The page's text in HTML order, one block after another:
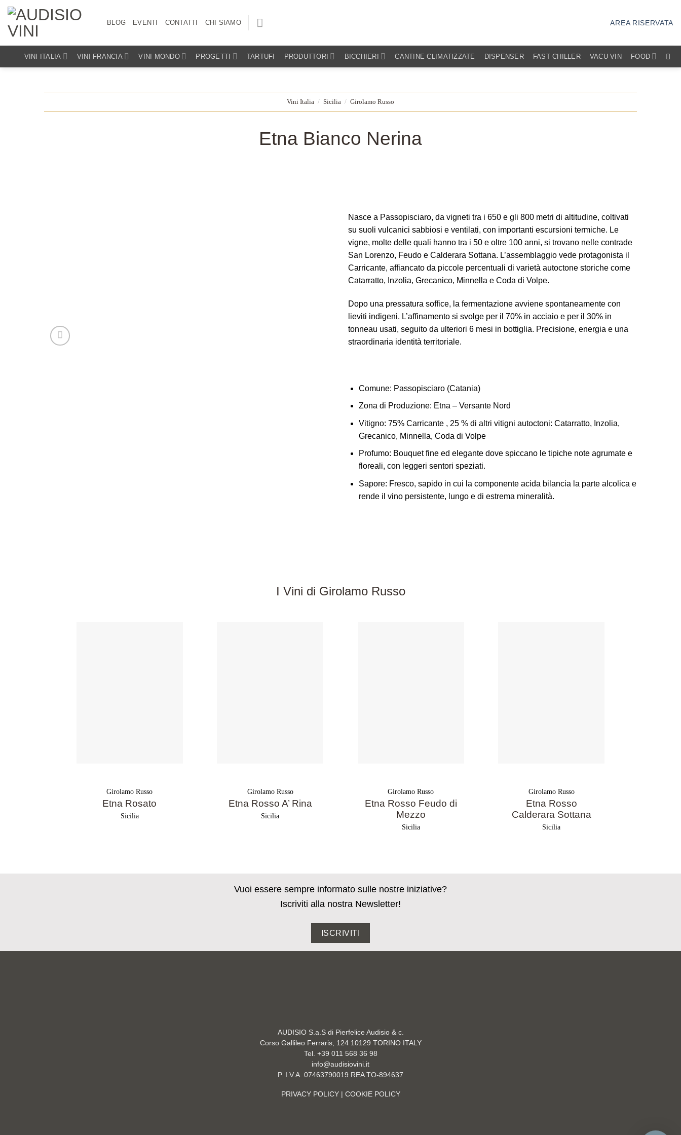
Salta
contenuti
BLOG EVENTI CONTATTI CHI SIAMO AREA RISERVATA
VINI ITALIA VINI FRANCIA VINI MONDO PROGETTI TARTUFI PRODUTTORI BICCHIERI CANTINE CLIMATIZZATE DISPENSER FAST CHILLER VACU VIN FOOD
Vini Italia / Sicilia / Girolamo Russo
Etna Bianco Nerina
Nasce a Passopisciaro, da vigneti tra i 650 e gli 800 metri di altitudine, coltivati
su suoli vulcanici sabbiosi e ventilati, con importanti escursioni termiche. Le
vigne, molte delle quali hanno tra i 50 e oltre 100 anni, si trovano nelle contrade
San Lorenzo, Feudo e Calderara Sottana. L’assemblaggio vede protagonista il
Carricante, affiancato da piccole percentuali di varietà autoctone storiche come
Catarratto, Inzolia, Grecanico, Minnella e Coda di Volpe.
Dopo una pressatura soffice, la fermentazione avviene spontaneamente con
lieviti indigeni. L’affinamento si svolge per il 70% in acciaio e per il 30% in
tonneau usati, seguito da ulteriori 6 mesi in bottiglia. Precisione, energia e una
straordinaria identità territoriale.
Comune: Passopisciaro (Catania)
Zona di Produzione: Etna – Versante Nord
Vitigno: 75% Carricante , 25 % di altri vitigni autoctoni: Catarratto, Inzolia,
Grecanico, Minnella, Coda di Volpe
Profumo: Bouquet fine ed elegante dove spiccano le tipiche note agrumate e
floreali, con leggeri sentori speziati.
Sapore: Fresco, sapido in cui la componente acida bilancia la parte alcolica e
rende il vino persistente, lungo e di estrema mineralità.
I Vini di Girolamo Russo
Girolamo Russo
Etna Rosato
Sicilia
Girolamo Russo
Etna Rosso A’ Rina
Sicilia
Girolamo Russo
Etna Rosso Feudo di
Mezzo
Sicilia
Girolamo Russo
Etna Rosso
Calderara Sottana
Sicilia
Vuoi essere sempre informato sulle nostre iniziative?
Iscriviti alla nostra Newsletter!
ISCRIVITI
AUDISIO S.a.S di Pierfelice Audisio & c.
Corso Gallileo Ferraris, 124 10129 TORINO ITALY
Tel. +39 011 568 36 98
info@audisiovini.it
P. I.V.A. 07463790019 REA TO-894637
PRIVACY POLICY| COOKIE POLICY